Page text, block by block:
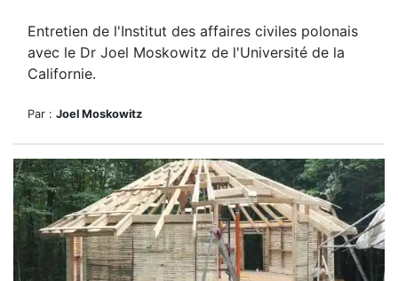
Entretien de l'Institut des affaires civiles polonais
avec le Dr Joel Moskowitz de l'Université de la
Californie.
Par : Joel Moskowitz